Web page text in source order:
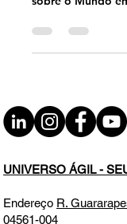
sobre o Mundo
UNIVERSO ÁGIL -